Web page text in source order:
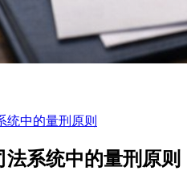
统中的量刑原则
系统中的量刑原则